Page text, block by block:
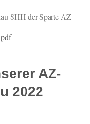
SHH der Sparte AZ-
AZ-
2022